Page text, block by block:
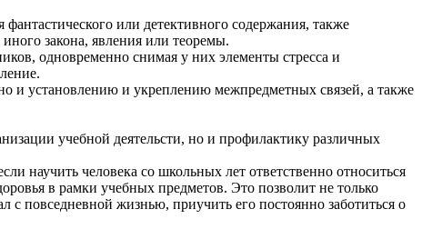
или детективного содержания, также
закона, явления или теоремы.
одновременно снимая у них элементы стресса и
и установлению и укреплению межпредметных связей, а также
учебной деятельсти, но и профилактику различных
научить человека со школьных лет ответственно относиться
в рамки учебных предметов. Это позволит не только
с повседневной жизнью, приучить его постоянно заботиться о